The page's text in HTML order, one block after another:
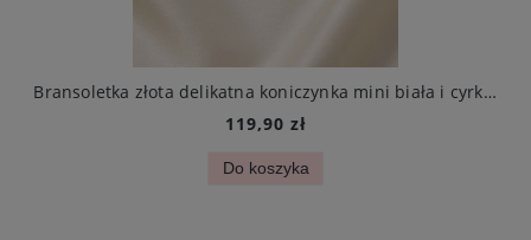
Bransoletka złota delikatna koniczynka mini biała i cyrkonie stal chirurgiczna
119,90 zł
Do koszyka